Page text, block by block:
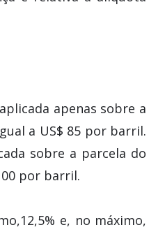
apenas sobre a
a US$ 85 por barril.
sobre a parcela do
por barril.
e, no máximo,